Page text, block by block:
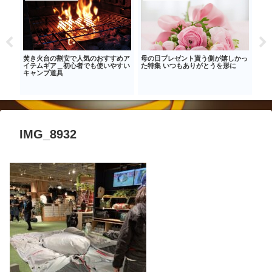
焚き火台の割安で人気のおすすめア
イテムギア＿初心者でも使いやすい
キャンプ道具
母の日プレゼント貰う側が嬉しかっ
た特集 いつもありがとうを形に
IMG_8932